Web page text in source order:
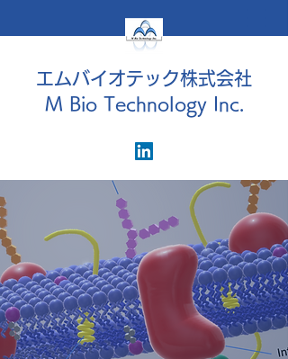
エムバイオテック株式会社
M Bio Technology Inc.